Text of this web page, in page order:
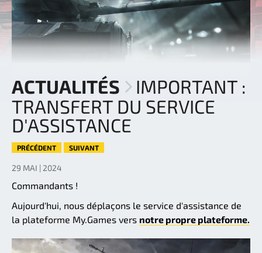
ACTUALITÉS
IMPORTANT :
TRANSFERT DU SERVICE
D'ASSISTANCE
PRÉCÉDENT SUIVANT
29 MAI | 2024
Commandants !
Aujourd'hui, nous déplaçons le service d'assistance de
la plateforme My.Games vers notre propre plateforme.